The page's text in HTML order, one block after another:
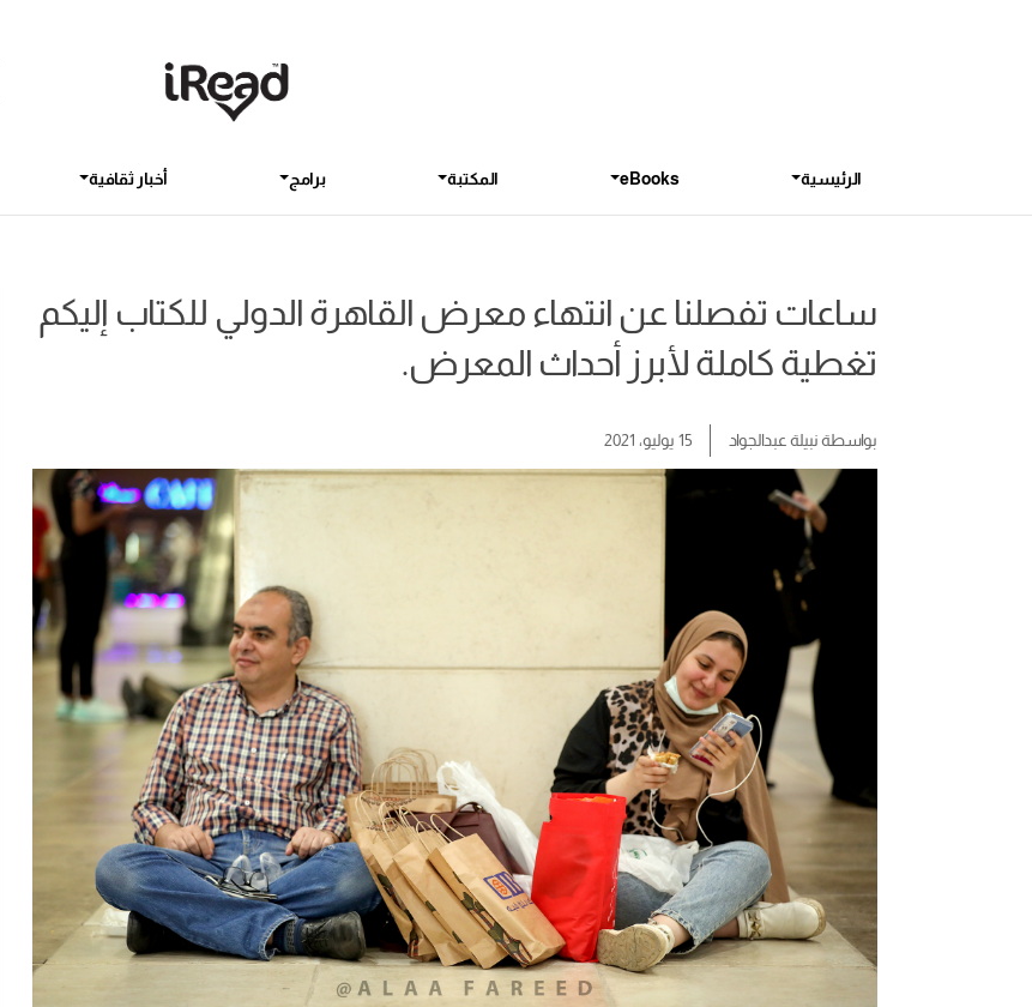
الرئيسية eBooks المكتبة برامج أخبار ثقافية
ساعات تفصلنا عن انتهاء معرض القاهرة الدولي للكتاب إليكم
تغطية كاملة لأبرز أحداث المعرض.
بواسطةنبيلة عبدالجواد 15 يوليو، 2021